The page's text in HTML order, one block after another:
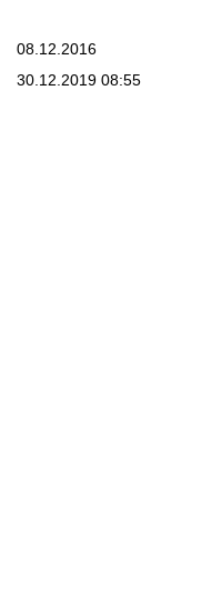
08.12.2016
30.12.2019 08:55